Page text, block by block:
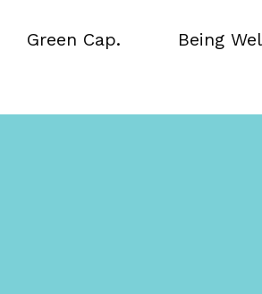
Green Cap.
Being